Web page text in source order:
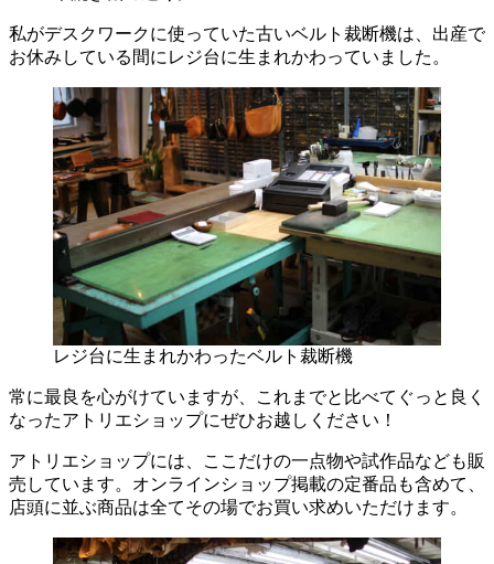
私がデスクワークに使っていた古いベルト裁断機は、出産で
お休みしている間にレジ台に生まれかわっていました。
レジ台に生まれかわったベルト裁断機
常に最良を心がけていますが、これまでと比べてぐっと良く
なったアトリエショップにぜひお越しください！
アトリエショップには、ここだけの一点物や試作品なども販
売しています。オンラインショップ掲載の定番品も含めて、
店頭に並ぶ商品は全てその場でお買い求めいただけます。